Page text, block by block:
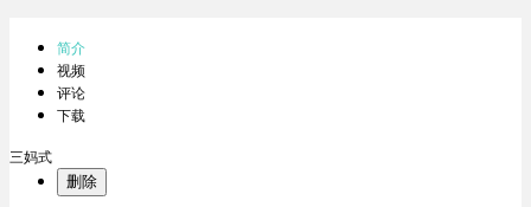
简介
视频
评论
下载
三妈式
删除